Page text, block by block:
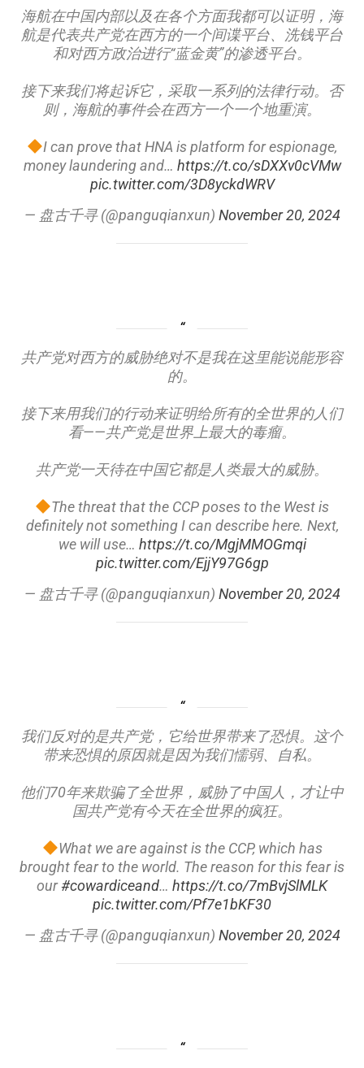
海航在中国内部以及在各个方面我都可以证明，海
航是代表共产党在西方的一个间谍平台、洗钱平台
和对西方政治进行“蓝金黄”的渗透平台。
接下来我们将起诉它，采取一系列的法律行动。否
则，海航的事件会在西方一个一个地重演。
I can prove that HNA is platform for espionage,
money laundering and… https://t.co/sDXXv0cVMw
pic.twitter.com/3D8yckdWRV
— 盘古千寻 (@panguqianxun) November 20, 2024
共产党对西方的威胁绝对不是我在这里能说能形容
的。
接下来用我们的行动来证明给所有的全世界的人们
看——共产党是世界上最大的毒瘤。
共产党一天待在中国它都是人类最大的威胁。
The threat that the CCP poses to the West is
definitely not something I can describe here. Next,
we will use… https://t.co/MgjMMOGmqi
pic.twitter.com/EjjY97G6gp
— 盘古千寻 (@panguqianxun) November 20, 2024
我们反对的是共产党，它给世界带来了恐惧。这个
带来恐惧的原因就是因为我们懦弱、自私。
他们70年来欺骗了全世界，威胁了中国人，才让中
国共产党有今天在全世界的疯狂。
What we are against is the CCP, which has
brought fear to the world. The reason for this fear is
our#cowardiceand… https://t.co/7mBvjSlMLK
pic.twitter.com/Pf7e1bKF30
— 盘古千寻 (@panguqianxun) November 20, 2024